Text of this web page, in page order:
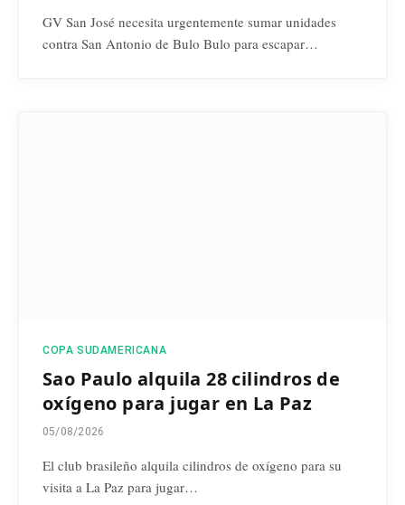
GV San José necesita urgentemente sumar unidades
contra San Antonio de Bulo Bulo para escapar…
COPA SUDAMERICANA
Sao Paulo alquila 28 cilindros de
oxígeno para jugar en La Paz
05/08/2026
El club brasileño alquila cilindros de oxígeno para su
visita a La Paz para jugar…